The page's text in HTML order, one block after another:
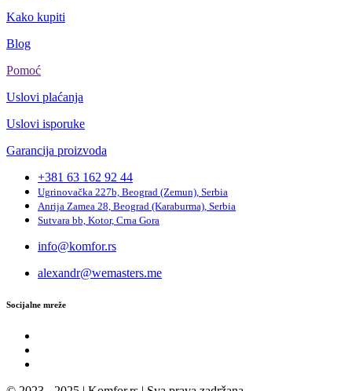
Kako kupiti
Blog
Pomoć
Uslovi plaćanja
Uslovi isporuke
Garancija proizvoda
+381 63 162 92 44
Ugrinovačka 227b, Beograd (Zemun), Serbia
Anrija Zamea 28, Beograd (Karaburma), Serbia
Sutvara bb, Kotor, Crna Gora
info@komfor.rs
alexandr@wemasters.me
Socijalne mreže